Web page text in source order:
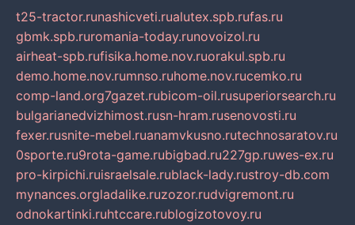
t25-tractor.runashicveti.rualutex.spb.rufas.ru
gbmk.spb.ruromania-today.runovoizol.ru
airheat-spb.rufisika.home.nov.ruorakul.spb.ru
demo.home.nov.rumnso.ruhome.nov.rucemko.ru
comp-land.org7gazet.rubicom-oil.rusuperiorsearch.ru
bulgarianedvizhimost.rusn-hram.rusenovosti.ru
fexer.rusnite-mebel.ruanamvkusno.rutechnosaratov.ru
0sporte.ru9rota-game.rubigbad.ru227gp.ruwes-ex.ru
pro-kirpichi.ruisraelsale.rublack-lady.rustroy-db.com
mynances.orgladalike.ruzozor.rudvigremont.ru
odnokartinki.ruhtccare.rublogizotovoy.ru